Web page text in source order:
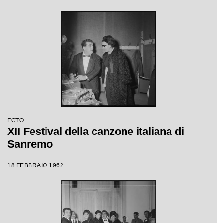
FOTO
XII Festival della canzone italiana di
Sanremo
18 FEBBRAIO 1962